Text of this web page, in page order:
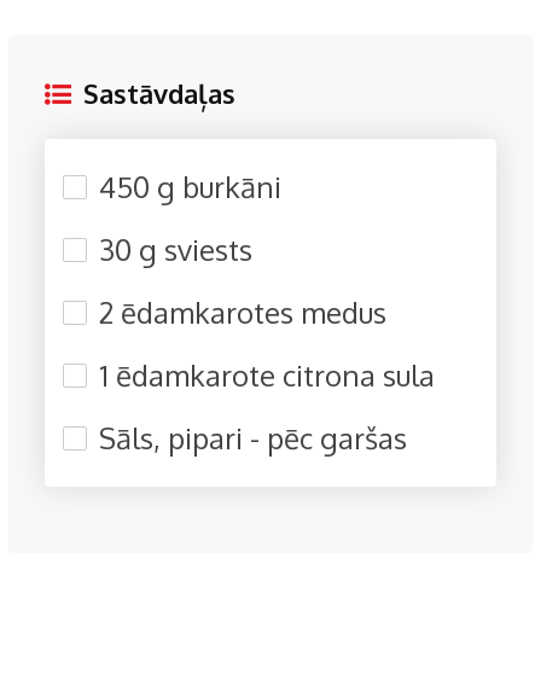
Sastāvdaļas
450 g burkāni
30 g sviests
2 ēdamkarotes medus
1 ēdamkarote citrona sula
Sāls, pipari - pēc garšas